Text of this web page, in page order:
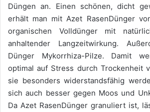
Düngen an. Einen schönen, dicht
erhält man mit Azet RasenDünger
organischen Volldünger mit
anhaltender Langzeitwirkung.
Dünger Mykorrhiza-Pilze. Damit
optimal auf Stress durch Trockenheit
sie besonders widerstandsfähig
sich auch besser gegen Moos und
Da Azet RasenDünger granuliert ist,